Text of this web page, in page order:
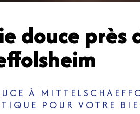
douce près
À
POUR VOTRE